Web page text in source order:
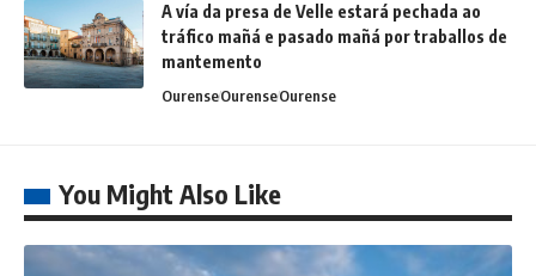
A vía da presa de Velle estará pechada ao
tráfico mañá e pasado mañá por traballos de
mantemento
OurenseOurenseOurense
You Might Also Like